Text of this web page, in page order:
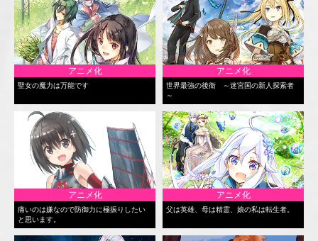
アニメ化
聖女の魔力は万能です
アニメ化
世界最強の後衛 ～迷宮国の新人探索者
～
アニメ化
痛いのは嫌なので防御力に極振りしたい
と思います。
アニメ化
父は英雄、母は精霊、娘の私は転生者。